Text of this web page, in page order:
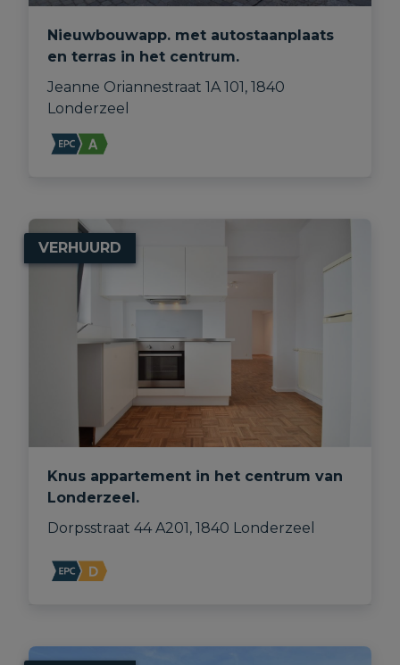
Nieuwbouwapp. met autostaanplaats
en terras in het centrum.
Jeanne Oriannestraat 1A 101, 1840
Londerzeel
VERHUURD
Knus appartement in het centrum van
Londerzeel.
Dorpsstraat 44 A201, 1840 Londerzeel